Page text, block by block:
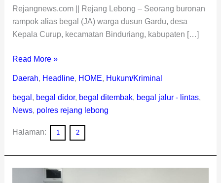
Rejangnews.com || Rejang Lebong – Seorang buronan
rampok alias begal (JA) warga dusun Gardu, desa
Kepala Curup, kecamatan Binduriang, kabupaten […]
Read More »
Daerah, Headline, HOME, Hukum/Kriminal
begal , begal didor, begal ditembak, begal jalur - lintas,
News, polres rejang lebong
Halaman: 1 2